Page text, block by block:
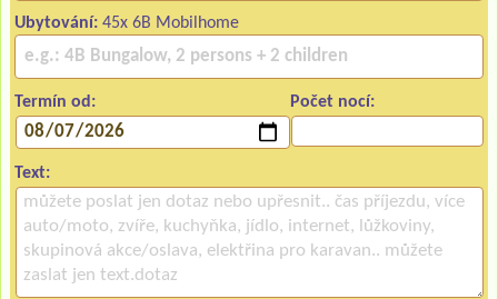
Ubytování: 45x 6B Mobilhome
Termín od: Počet nocí:
Text: